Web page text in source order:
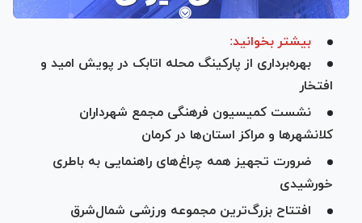
بیشتر بخوانید:
بهره‌برداری از پارکینگ محله اتابک در پویش امید و
افتخار
نشست کمیسیون فرهنگی مجمع شهرداران
کلانشهرها و مراکز استان‌ها در کرمان
ضرورت تجهیز همه چراغ‌های راهنمایی به باطری
خورشیدی
افتتاح بزرگ‌ترین مجموعه ورزشی شمال‌شرق